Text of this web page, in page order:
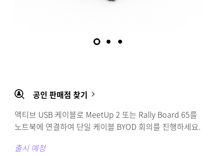
공인 판매점 찾기
액티브 USB 케이블로 MeetUp 2 또는 Rally Board 65를
노트북에 연결하여 단일 케이블 BYOD 회의를 진행하세요.
출시 예정